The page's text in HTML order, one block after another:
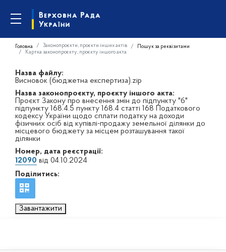
Головна Законопроєкти, проєкти інших актів
Пошук за реквізитами
Картка законопроєкту, проєкту іншого акта
Назва файлу:
Висновок (бюджетна експертиза).zip
Назва законопроєкту, проєкту іншого акта:
Проєкт Закону про внесення змін до підпункту "б"
підпункту 168.4.5 пункту 168.4 статті 168 Податкового
кодексу України щодо сплати податку на доходи
фізичних осіб від купівлі-продажу земельної ділянки до
місцевого бюджету за місцем розташування такої
ділянки
Номер, дата реєстрації:
12090 від 04.10.2024
Поділитись:
Завантажити